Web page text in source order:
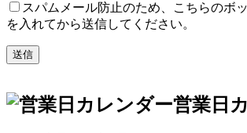
スパムメール防止のため、こちらのボ
を入れてから送信してください。
営業日